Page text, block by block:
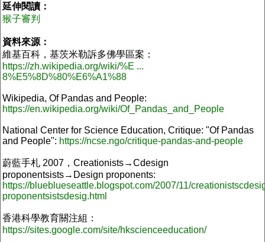
延伸閱讀：
猴子審判
資料來源：
維基百科，基茨米勒訴多佛學區案：
https://zh.wikipedia.org/wiki/%E ...
8%E5%8D%80%E6%A1%88
Wikipedia, Of Pandas and People:
https://en.wikipedia.org/wiki/Of_Pandas_and_People
National Center for Science Education, Critique: "Of Pandas
and People": https://ncse.ngo/critique-pandas-and-people
蔚藍手札 2007，Creationists→Cdesign
proponentsists→Design proponents:
https://blueblueseattle.blogspot.com/2007/11/
proponentsistsdesig.html
香港科學教育關注組：
https://sites.google.com/site/hkscienceeducation/